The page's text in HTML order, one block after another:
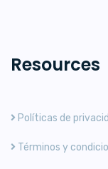
Resources
Políticas de
Términos y